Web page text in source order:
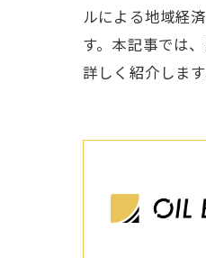
ルによる地域経
す。本記事では
詳しく紹介しま